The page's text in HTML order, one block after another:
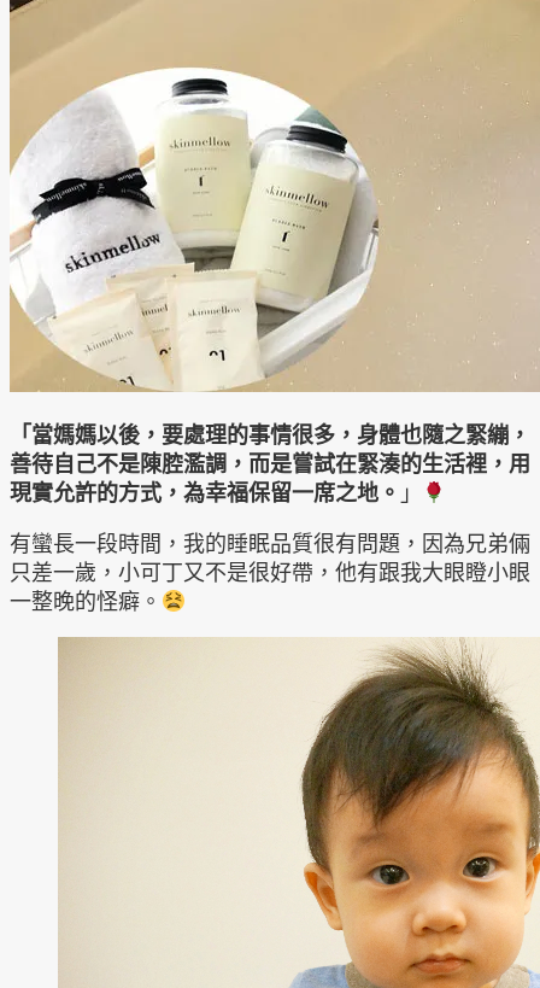
「當媽媽以後，要處理的事情很多，身體也隨之緊繃，
善待自己不是陳腔濫調，而是嘗試在緊湊的生活裡，用
現實允許的方式，為幸福保留一席之地。 」
有蠻長一段時間，我的睡眠品質很有問題，因為兄弟倆
只差一歲，小可丁又不是很好帶，他有跟我大眼瞪小眼
一整晚的怪癖。